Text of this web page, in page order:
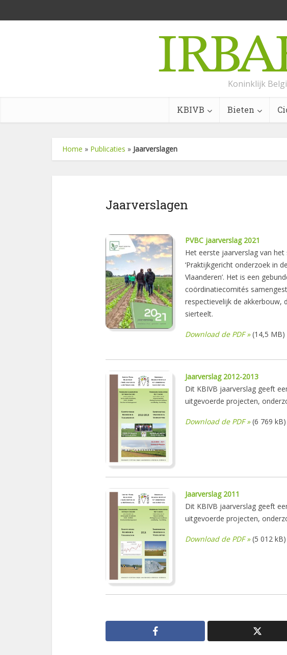
Koninklijk
KBIVB Bieten
Home » Publicaties » Jaarverslagen
Jaarverslagen
PVBC jaarverslag 2021
Het eerste jaarverslag van
‘Praktijkgericht onderzoek in
Vlaanderen’. Het is een
coördinatiecomités
respectievelijk de akkerbouw,
sierteelt.
Download de PDF »(14,5 MB)
Jaarverslag 2012-2013
Dit KBIVB jaarverslag geeft
uitgevoerde projecten,
Download de PDF »(6 769 kB)
Jaarverslag 2011
Dit KBIVB jaarverslag geeft
uitgevoerde projecten,
Download de PDF »(5 012 kB)